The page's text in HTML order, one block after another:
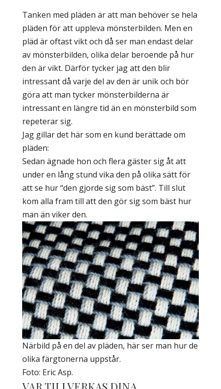
Tanken med pläden är att man behöver se hela
pläden för att uppleva mönsterbilden. Men en
pläd är oftast vikt och då ser man endast delar
av mönsterbilden, olika delar beroende på hur
den är vikt. Därför tycker jag att den blir
intressant då varje del av den är unik och bör
göra att man tycker mönsterbilderna är
intressant en längre tid än en mönsterbild som
repeterar sig.
Jag gillar det här som en kund berättade om
pläden:
Sedan ägnade hon och flera gäster sig åt att
under en lång stund vika den på olika sätt för
att se hur “den gjorde sig som bäst”. Till slut
kom alla fram till att den gör sig som bäst hur
man än viker den.
Närbild på en del av pläden, här ser man hur de
olika färgtonerna uppstår.
Foto: Eric Asp.